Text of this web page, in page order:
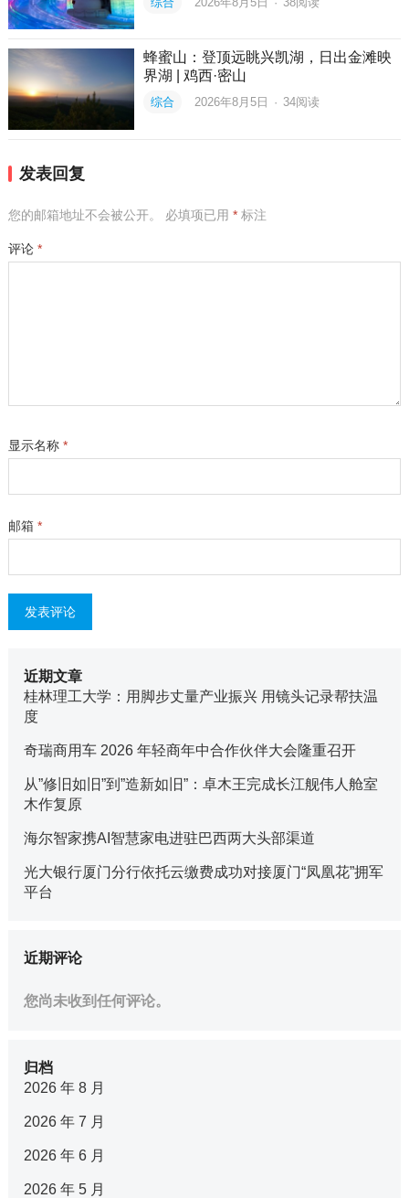
蜂蜜山：登顶远眺兴凯湖，日出金滩映
界湖 | 鸡西·密山
综合 2026年8月5日 · 34阅读
发表回复
您的邮箱地址不会被公开。 必填项已用 *标注
评论 *
显示名称 *
邮箱 *
近期文章
桂林理工大学：用脚步丈量产业振兴 用镜头记录帮扶温
度
奇瑞商用车 2026 年轻商年中合作伙伴大会隆重召开
从”修旧如旧”到”造新如旧”：卓木王完成长江舰伟人舱室
木作复原
海尔智家携AI智慧家电进驻巴西两大头部渠道
光大银行厦门分行依托云缴费成功对接厦门“凤凰花”拥军
平台
近期评论
您尚未收到任何评论。
归档
2026 年 8 月
2026 年 7 月
2026 年 6 月
2026 年 5 月